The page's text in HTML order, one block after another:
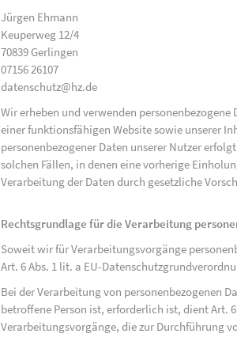
Jürgen Ehmann
Keuperweg 12/4
70839 Gerlingen
07156 26107
datenschutz@hz.de
Wir erheben und verwenden
einer funktionsfähigen Website sowie unserer
personenbezogener Daten unserer Nutzer
solchen Fällen, in denen eine vorherige
Verarbeitung der Daten durch gesetzliche
Rechtsgrundlage für die Verarbeitung
Soweit wir für Verarbeitungsvorgänge
Art. 6 Abs. 1 lit. a EU-
Bei der Verarbeitung von personenbezogenen
betroffene Person ist, erforderlich ist, dient Art.
Verarbeitungsvorgänge, die zur Durchführung